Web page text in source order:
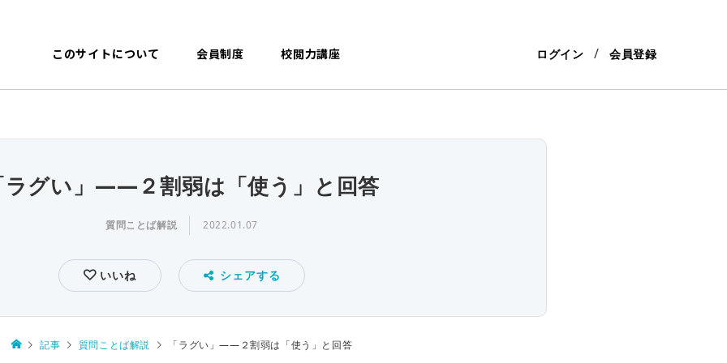
このサイトについて 会員制度 校閲力講座 ログイン 会員登録
ラグい」――２割弱は「使う」と回答
質問ことば解説 2022.01.07
いいね シェアする
記事 質問ことば解説 「ラグい」――２割弱は「使う」と回答